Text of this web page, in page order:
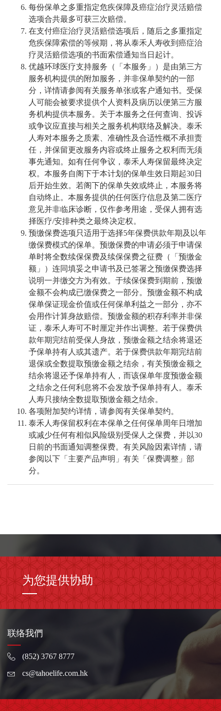
每份保单之多重指定危疾保障及癌症治疗灵活赔偿
选项合共最多可获三次赔偿。
在支付癌症治疗灵活赔偿选项后，随后之多重指定
危疾保障索偿的等候期，将从泰禾人寿收到癌症治
疗灵活赔偿选项的书面索偿通知当日起计。
优越环球医疗支持服务（「本服务」）是由第三方
服务机构提供的附加服务，并非保单契约的一部
分，详情请参阅有关服务单张或客户通知书。受保
人可能会被要求提供个人资料及病历以便第三方服
务机构提供本服务。关于本服务之任何查询、投诉
或争议应直接与相关之服务机构联络及解决。泰禾
人寿对本服务之质素、准确性及合适性概不承担责
任，并保留更改服务内容或终止服务之权利而无须
事先通知。如有任何争议，泰禾人寿保留最终决定
权。本服务自阁下于本计划的保单生效日期起30日
后开始生效。若阁下的保单失效或终止，本服务将
自动终止。本服务提供的任何医疗信息及第二医疗
意见并非临床诊断，仅作参考用途，受保人拥有选
择医疗/安排种类之最终决定权。
预缴保费选项只适用于选择5年保费供款年期及以年
缴保费模式的保单。预缴保费的申请必须于申请保
单时将全数续保保费及续保保费之征费（「预缴金
额」）连同填妥之申请书及已签署之预缴保费选择
说明一并缴交方为有效。于续保保费到期前，预缴
金额不会构成已缴保费之一部分。预缴金额不构成
保单保证现金价值或任何保单利益之一部分，亦不
会用作计算身故赔偿。预缴金额的积存利率并非保
证，泰禾人寿可不时厘定并作出调整。若于保费供
款年期完结前受保人身故，预缴金额之结余将退还
予保单持有人或其遗产。若于保费供款年期完结前
退保或全数提取预缴金额之结余，有关预缴金额之
结余将退还予保单持有人，而该保单年度预缴金额
之结余之任何利息将不会发放予保单持有人。泰禾
人寿只接纳全数提取预缴金额之结余。
各项附加契约详情，请参阅有关保单契约。
泰禾人寿保留权利在本保单之任何保单周年日增加
或减少任何有相似风险级别受保人之保费，并以30
日前的书面通知调整保费。有关风险因素详情，请
参阅以下「主要产品声明」有关「保费调整」部
分。
为您提供协助
联络我們
(852) 3767 8777
cs@tahoelife.com.hk